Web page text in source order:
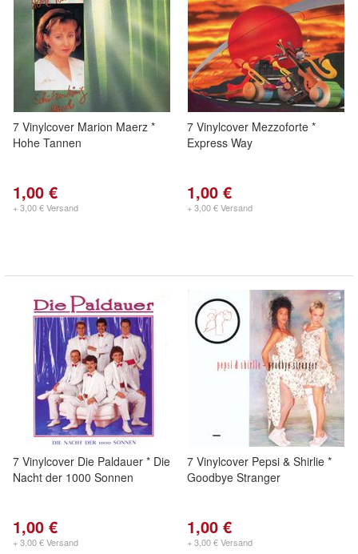
7 Vinylcover Marion Maerz *
Hohe Tannen
1,00 €
+ 3,00 € Versand
7 Vinylcover Mezzoforte *
Express Way
1,00 €
+ 3,00 € Versand
7 Vinylcover Die Paldauer * Die
Nacht der 1000 Sonnen
1,00 €
+ 3,00 € Versand
7 Vinylcover Pepsi & Shirlie *
Goodbye Stranger
1,00 €
+ 3,00 € Versand